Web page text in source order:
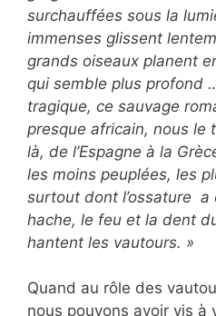
surchauffées sous la
immenses glissent
grands oiseaux planent
qui semble plus profond
tragique, ce sauvage
presque africain, nous le
là, de l’Espagne à la
les moins peuplées, les
surtout dont l’ossature a
hache, le feu et la dent
hantent les vautours. »
Quand au rôle des
nous pouvons avoir vis à